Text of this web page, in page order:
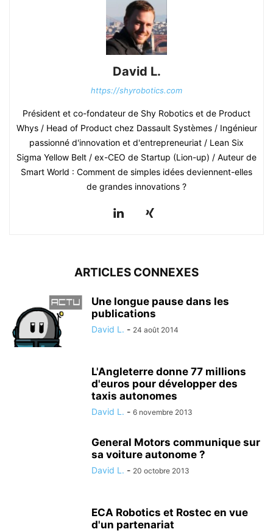
David L.
https://shyrobotics.com
Président et co-fondateur de Shy Robotics et de Product
Whys / Head of Product chez Dassault Systèmes / Ingénieur
passionné d'innovation et d'entrepreneuriat / Lean Six
Sigma Yellow Belt / ex-CEO de Startup (Lion-up) / Auteur de
Smart World : Comment de simples idées deviennent-elles
de grandes innovations ?
ARTICLES CONNEXES
Une longue pause dans les
publications
David L. - 24 août 2014
L'Angleterre donne 77 millions
d'euros pour développer des
taxis autonomes
David L. - 6 novembre 2013
General Motors communique sur
sa voiture autonome ?
David L. - 20 octobre 2013
ECA Robotics et Rostec en vue
d'un partenariat